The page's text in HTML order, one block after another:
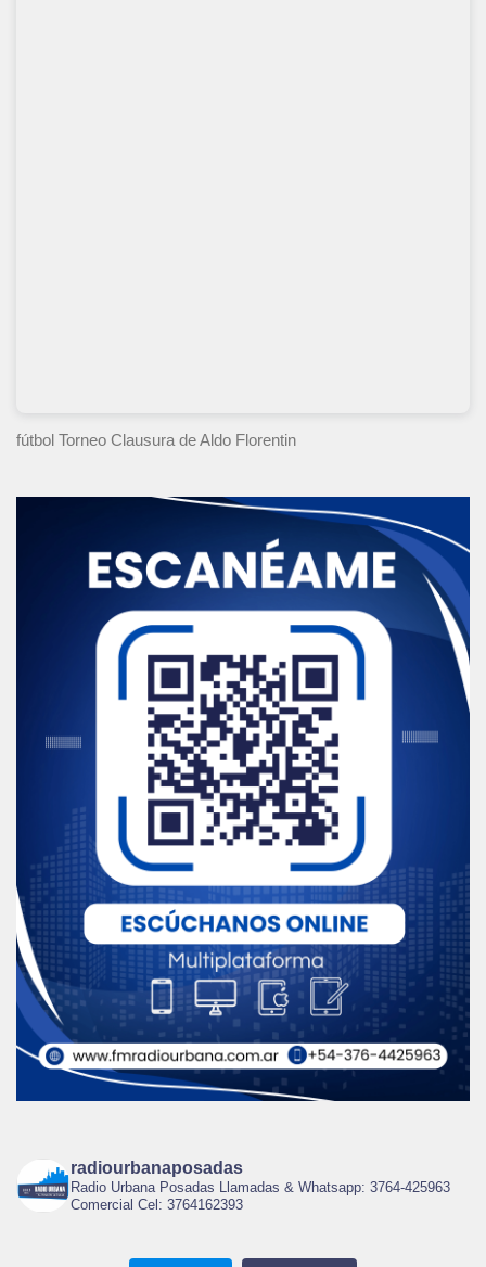
fútbol Torneo Clausura de Aldo Florentin
radiourbanaposadas
Radio Urbana Posadas Llamadas & Whatsapp: 3764-425963
Comercial Cel: 3764162393